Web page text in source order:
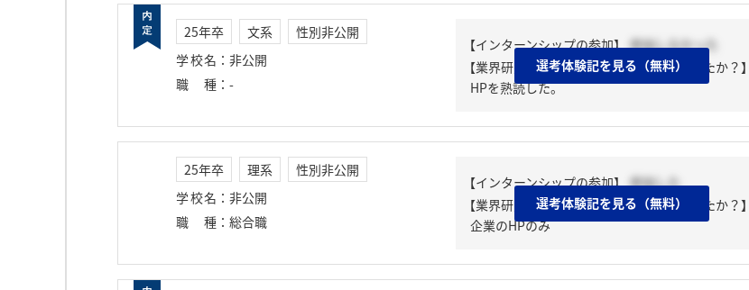
25年卒 文系
性別非公開
学校名 ： 非公開
職種 ： -
【インターンシップの参加】 参加しなかった
【業界研究・企業研究はどんな風にしましたか？】
HPを熟読した。
選考体験記を見る（無料）
25年卒 理系
性別非公開
学校名 ： 非公開
職種 ： 総合職
【インターンシップの参加】 参加した
【業界研究・企業研究はどんな風にしましたか？】
企業のHPのみ
選考体験記を見る（無料）